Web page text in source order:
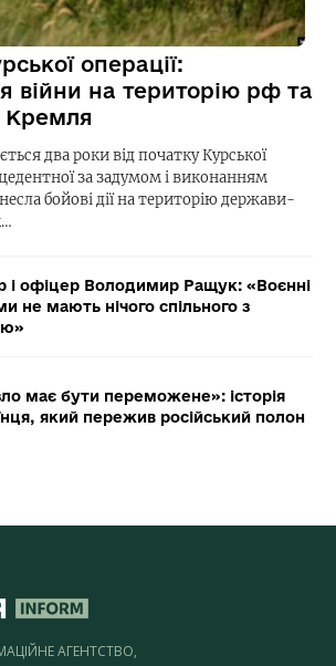
операції:
війни на територію рф та
Кремля
два роки від початку Курської
за задумом і виконанням
бойові дії на територію держави-
і офіцер Володимир Ращук: «Воєнні
не мають нічого спільного з
має бути переможене»: історія
який пережив російський полон
АГЕНТСТВО,